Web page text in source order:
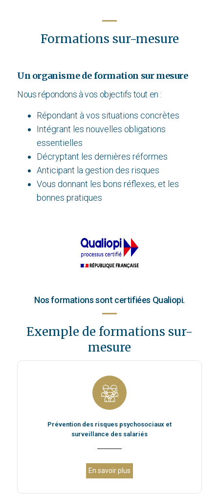
Formations sur-mesure
Un organisme de formation sur mesure
Nous répondons à vos objectifs tout en :
Répondant à vos situations concrètes
Intégrant les nouvelles obligations
essentielles
Décryptant les dernières réformes
Anticipant la gestion des risques
Vous donnant les bons réflexes, et les
bonnes pratiques
Nos formations sont certifiées Qualiopi.
Exemple de formations sur-
mesure
Prévention des risques psychosociaux et
surveillance des salariés
En savoir plus